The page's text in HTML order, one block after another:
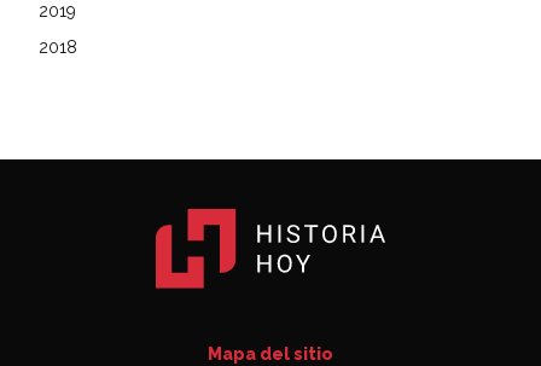
2019
2018
Mapa del sitio